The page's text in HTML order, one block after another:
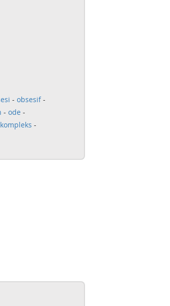
- obsesif-
- ode -
-